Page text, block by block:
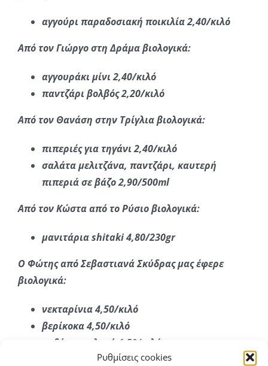
Ρυθμίσεις cookies
αγγούρι παραδοσιακή ποικιλία 2,40/κιλό
Από τον Γιώργο στη Δράμα βιολογικά:
αγγουράκι μίνι 2,40/κιλό
παντζάρι βολβός 2,20/κιλό
Από τον Θανάση στην Τρίγλια βιολογικά:
πιπεριές για τηγάνι 2,40/κιλό
σαλάτα μελιτζάνα, παντζάρι, καυτερή
πιπεριά σε βάζο 2,90/500ml
Από τον Κώστα από το Ρύσιο βιολογικά:
μανιτάρια shitaki 4,80/230gr
Ο Φώτης από Σεβαστιανά Σκύδρας μας έφερε
βιολογικά:
νεκταρίνια 4,50/κιλό
βερίκοκα 4,50/κιλό
ροδάκινο πλατύ 4,50/κιλό
ροδάκινο 4,50/κιλό